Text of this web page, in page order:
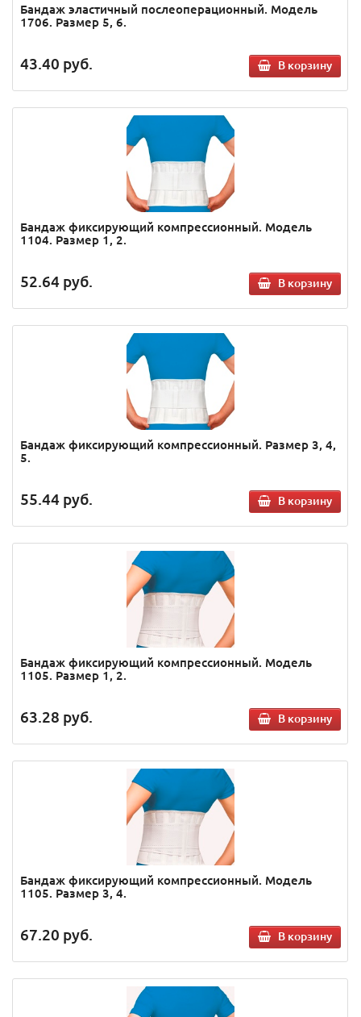
Бандаж эластичный послеоперационный. Модель
1706. Размер 5, 6.
43.40 руб. В корзину
Бандаж фиксирующий компрессионный. Модель
1104. Размер 1, 2.
52.64 руб. В корзину
Бандаж фиксирующий компрессионный. Размер 3, 4,
5.
55.44 руб. В корзину
Бандаж фиксирующий компрессионный. Модель
1105. Размер 1, 2.
63.28 руб. В корзину
Бандаж фиксирующий компрессионный. Модель
1105. Размер 3, 4.
67.20 руб. В корзину